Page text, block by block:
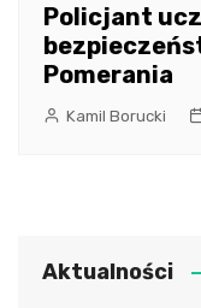
Policjant
Pomerania
Kamil Borucki
Aktualności